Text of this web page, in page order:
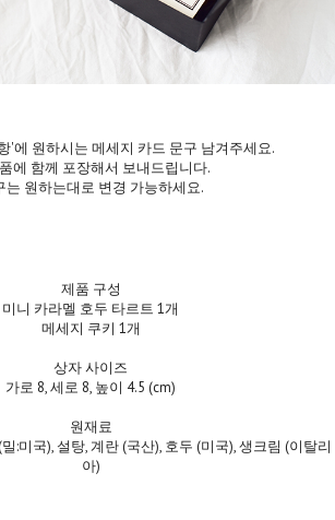
'에 원하시는 메세지 카드 문구 남겨주세요.
에 함께 포장해서 보내드립니다.
는 원하는대로 변경 가능하세요.
제품 구성
미니 카라멜 호두 타르트 1개
메세지 쿠키 1개
상자 사이즈
가로 8, 세로 8, 높이 4.5 (cm)
원재료
:미국), 설탕, 계란 (국산), 호두 (미국), 생크림 (이탈리
아)